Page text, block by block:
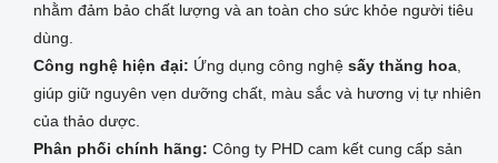
nhằm đảm bảo chất lượng và an toàn cho sức khỏe người tiêu
dùng.
Công nghệ hiện đại: Ứng dụng công nghệ sấy thăng hoa,
giúp giữ nguyên vẹn dưỡng chất, màu sắc và hương vị tự nhiên
của thảo dược.
Phân phối chính hãng: Công ty PHD cam kết cung cấp sản